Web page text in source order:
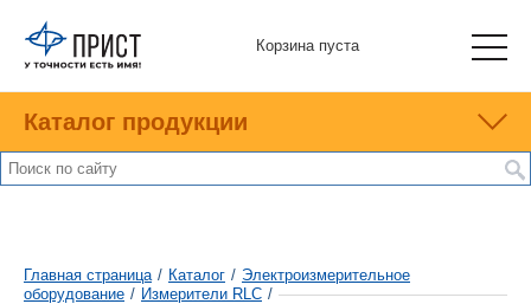
Корзина пуста
Каталог продукции
Главная страница / Каталог / Электроизмерительное
оборудование / Измерители RLC /